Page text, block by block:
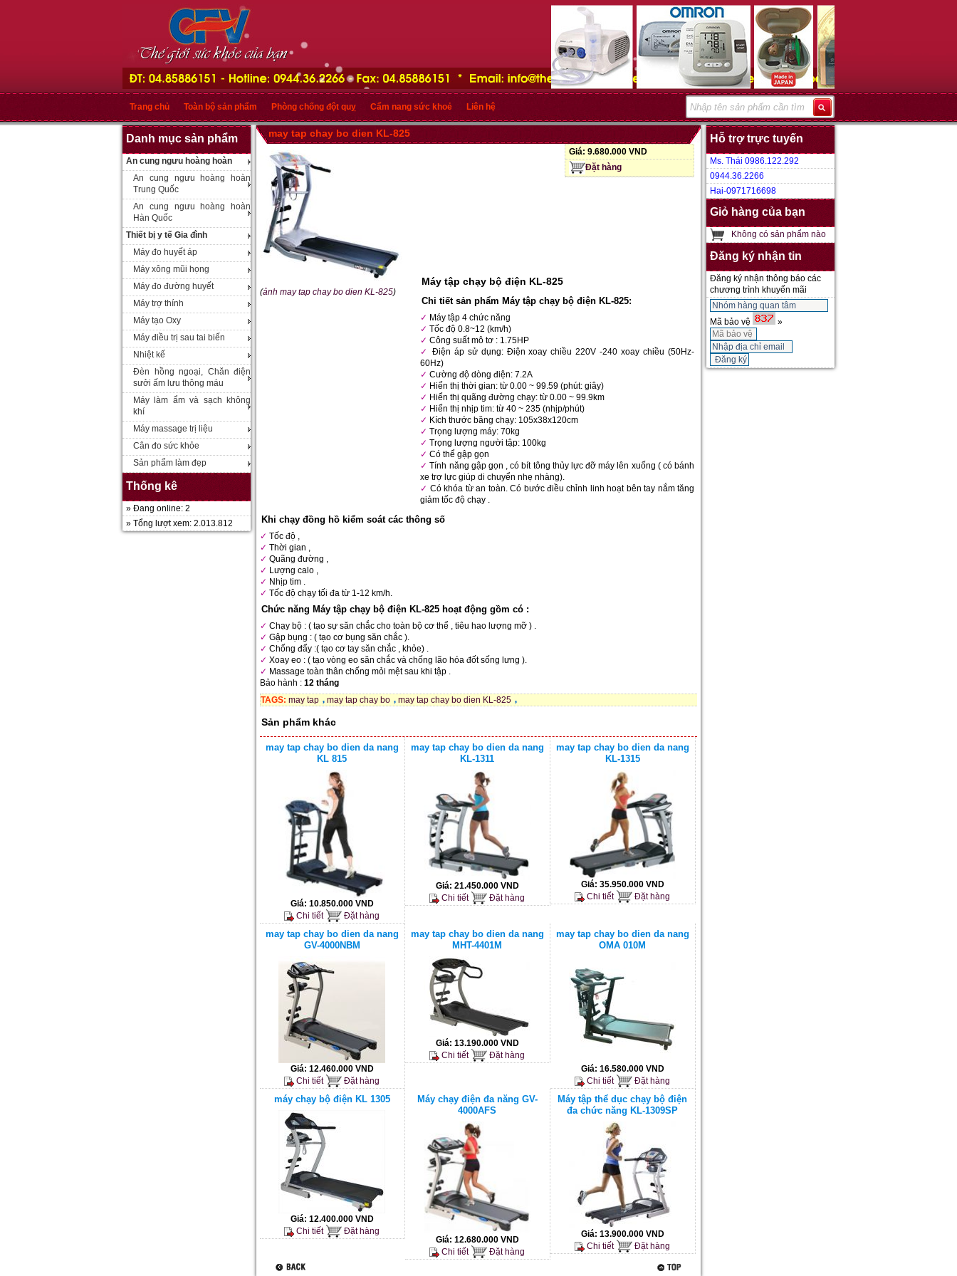
Trang chủ Toàn bộ sản phẩm Phòng chống đột quỵ Cẩm nang sức khoẻ Liên hệ
Danh mục sản phẩm
An cung ngưu hoàng hoàn
An cung ngưu hoàng hoàn
Trung Quốc
An cung ngưu hoàng hoàn
Hàn Quốc
Thiết bị y tế Gia đình
Máy đo huyết áp
Máy xông mũi họng
Máy đo đường huyết
Máy trợ thính
Máy tạo Oxy
Máy điều trị sau tai biến
Nhiệt kế
Đèn hồng ngoại, Chăn điện
sưởi ấm lưu thông máu
Máy làm ẩm và sạch không
khí
Máy massage trị liệu
Cân đo sức khỏe
Sản phẩm làm đẹp
Thống kê
» Đang online: 2
» Tổng lượt xem: 2.013.812
may tap chay bo dien KL-825
(ảnh may tap chay bo dien KL-825)
Máy tập chạy bộ điện KL-825
Chi tiết sản phẩm Máy tập chạy bộ điện KL-825:
Máy tập 4 chức năng
Tốc độ 0.8~12 (km/h)
Công suất mô tơ : 1.75HP
Điện áp sử dụng: Điện xoay chiều 220V -240 xoay chiều (50Hz-
60Hz)
Cường độ dòng điện: 7.2A
Hiển thị thời gian: từ 0.00 ~ 99.59 (phút: giây)
Hiển thị quãng đường chạy: từ 0.00 ~ 99.9km
Hiển thị nhịp tim: từ 40 ~ 235 (nhịp/phút)
Kích thước băng chạy: 105x38x120cm
Trọng lượng máy: 70kg
Trọng lượng người tập: 100kg
Có thể gập gọn
Tính năng gập gọn , có bít tông thủy lực đỡ máy lên xuống ( có bánh
xe trợ lực giúp di chuyển nhẹ nhàng).
Có khóa từ an toàn. Có bước điều chỉnh linh hoạt bên tay nắm tăng
giảm tốc độ chạy .
Giá: 9.680.000 VND
Đặt hàng
Khi chạy đồng hồ kiểm soát các thông số
Tốc độ ,
Thời gian ,
Quãng đường ,
Lượng calo ,
Nhịp tim .
Tốc độ chạy tối đa từ 1-12 km/h.
Chức năng Máy tập chạy bộ điện KL-825 hoạt động gồm có :
Chạy bộ : ( tạo sự săn chắc cho toàn bộ cơ thể , tiêu hao lượng mỡ ) .
Gập bụng : ( tạo cơ bụng săn chắc ).
Chống đẩy :( tạo cơ tay săn chắc , khỏe) .
Xoay eo : ( tạo vòng eo săn chắc và chống lão hóa đốt sống lưng ).
Massage toàn thân chống mỏi mệt sau khi tập .
Bảo hành : 12 tháng
TAGS: may tap may tap chay bo may tap chay bo dien KL-825
Sản phẩm khác
may tap chay bo dien da nang
KL 815
Giá: 10.850.000 VND
Chi tiết
Đặt hàng
may tap chay bo dien da nang
KL-1311
Giá: 21.450.000 VND
Chi tiết
Đặt hàng
may tap chay bo dien da nang
KL-1315
Giá: 35.950.000 VND
Chi tiết
Đặt hàng
may tap chay bo dien da nang
GV-4000NBM
Giá: 12.460.000 VND
Chi tiết
Đặt hàng
may tap chay bo dien da nang
MHT-4401M
Giá: 13.190.000 VND
Chi tiết
Đặt hàng
may tap chay bo dien da nang
OMA 010M
Giá: 16.580.000 VND
Chi tiết
Đặt hàng
máy chạy bộ điện KL 1305
Giá: 12.400.000 VND
Chi tiết
Đặt hàng
Máy chạy điện đa năng GV-
4000AFS
Giá: 12.680.000 VND
Chi tiết
Đặt hàng
Máy tập thể dục chạy bộ điện
đa chức năng KL-1309SP
Giá: 13.900.000 VND
Chi tiết
Đặt hàng
Hỗ trợ trực tuyến
Ms. Thái 0986.122.292
0944.36.2266
Hai-0971716698
Giỏ hàng của bạn
Không có sản phẩm nào
Đăng ký nhận tin
Đăng ký nhận thông báo các
chương trình khuyến mãi
Mã bảo vệ »